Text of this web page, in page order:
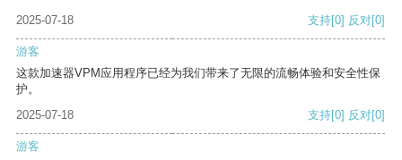
2025-07-18
支持[0] 反对[0]
游客
这款加速器VPM应用程序已经为我们带来了无限的流畅体验和安全性保
护。
2025-07-18
支持[0] 反对[0]
游客